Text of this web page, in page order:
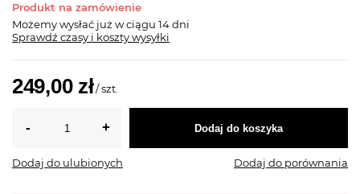
Produkt na zamówienie
Możemy wysłać już w ciągu 14 dni
Sprawdź czasy i koszty wysyłki
249,00 zł/szt.
Dodaj do koszyka
Dodaj do ulubionych Dodaj do porównania